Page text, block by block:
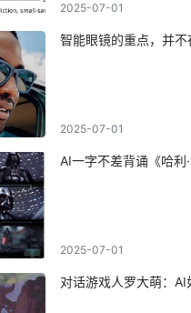
2025-07-01
智能眼镜的重点，并不
2025-07-01
AI一字不差背诵《哈利
2025-07-01
对话游戏人罗大萌：